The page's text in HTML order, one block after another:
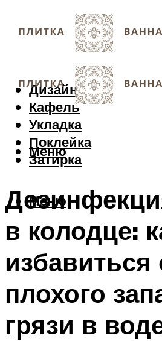
Дизайн
Кафель
Укладка
Поклейка
Затирка
Меню
Меню
в колодце:
избавиться
плохого
грязи в